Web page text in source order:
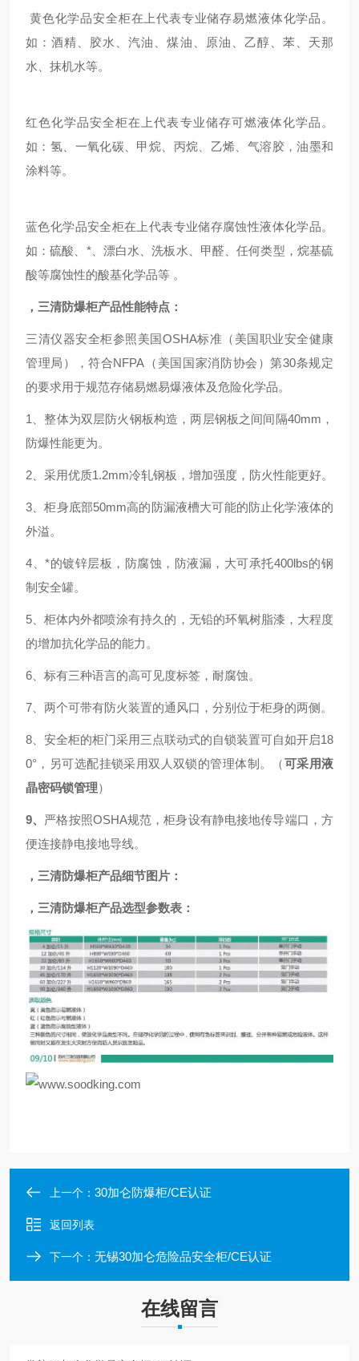
黄色化学品安全柜在上代表专业储存易燃液体化学品。
如：酒精、胶水、汽油、煤油、原油、乙醇、苯、天那
水、抹机水等。
红色化学品安全柜在上代表专业储存可燃液体化学品。
如：氢、一氧化碳、甲烷、丙烷、乙烯、气溶胶，油墨和
涂料等。
蓝色化学品安全柜在上代表专业储存腐蚀性液体化学品。
如：硫酸、*、漂白水、洗板水、甲醛、任何类型，烷基硫
酸等腐蚀性的酸基化学品等 。
，三清防爆柜产品性能特点：
三清仪器安全柜参照美国OSHA标准（美国职业安全健康
管理局），符合NFPA（美国国家消防协会）第30条规定
的要求用于规范存储易燃易爆液体及危险化学品。
1、整体为双层防火钢板构造，两层钢板之间间隔40mm，
防爆性能更为。
2、采用优质1.2mm冷轧钢板，增加强度，防火性能更好。
3、柜身底部50mm高的防漏液槽大可能的防止化学液体的
外溢。
4、*的镀锌层板，防腐蚀，防液漏，大可承托400lbs的钢
制安全罐。
5、柜体内外都喷涂有持久的，无铅的环氧树脂漆，大程度
的增加抗化学品的能力。
6、标有三种语言的高可见度标签，耐腐蚀。
7、两个可带有防火装置的通风口，分别位于柜身的两侧。
8、安全柜的柜门采用三点联动式的自锁装置可自如开启18
0°， 另可选配挂锁采用双人双锁的管理体制。（可采用液
晶密码锁管理）
9、 严格按照OSHA规范，柜身设有静电接地传导端口，方
便连接静电接地导线。
，三清防爆柜产品细节图片：
，三清防爆柜产品选型参数表：
上一个： 30加仑防爆柜/CE认证
返回列表
下一个： 无锡30加仑危险品安全柜/CE认证
在线留言